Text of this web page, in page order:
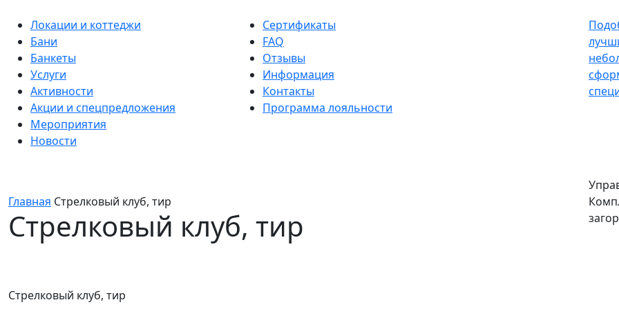
Локации и коттеджи
Бани
Банкеты
Услуги
Активности
Акции и спецпредложения
Мероприятия
Новости
Сертификаты
FAQ
Отзывы
Информация
Контакты
Программа лояльности
Главная Стрелковый клуб, тир
Стрелковый клуб, тир
Стрелковый клуб, тир